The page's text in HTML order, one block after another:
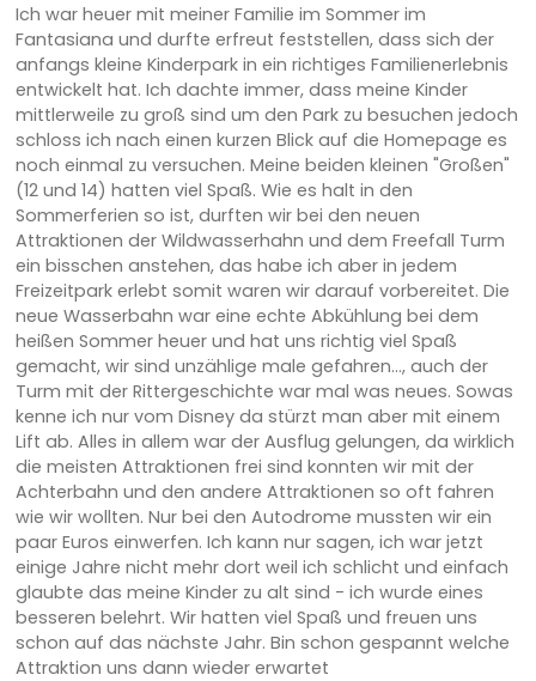
Ich war heuer mit meiner Familie im Sommer im
Fantasiana und durfte erfreut feststellen, dass sich der
anfangs kleine Kinderpark in ein richtiges Familienerlebnis
entwickelt hat. Ich dachte immer, dass meine Kinder
mittlerweile zu groß sind um den Park zu besuchen jedoch
schloss ich nach einen kurzen Blick auf die Homepage es
noch einmal zu versuchen. Meine beiden kleinen "Großen"
(12 und 14) hatten viel Spaß. Wie es halt in den
Sommerferien so ist, durften wir bei den neuen
Attraktionen der Wildwasserhahn und dem Freefall Turm
ein bisschen anstehen, das habe ich aber in jedem
Freizeitpark erlebt somit waren wir darauf vorbereitet. Die
neue Wasserbahn war eine echte Abkühlung bei dem
heißen Sommer heuer und hat uns richtig viel Spaß
gemacht, wir sind unzählige male gefahren..., auch der
Turm mit der Rittergeschichte war mal was neues. Sowas
kenne ich nur vom Disney da stürzt man aber mit einem
Lift ab. Alles in allem war der Ausflug gelungen, da wirklich
die meisten Attraktionen frei sind konnten wir mit der
Achterbahn und den andere Attraktionen so oft fahren
wie wir wollten. Nur bei den Autodrome mussten wir ein
paar Euros einwerfen. Ich kann nur sagen, ich war jetzt
einige Jahre nicht mehr dort weil ich schlicht und einfach
glaubte das meine Kinder zu alt sind - ich wurde eines
besseren belehrt. Wir hatten viel Spaß und freuen uns
schon auf das nächste Jahr. Bin schon gespannt welche
Attraktion uns dann wieder erwartet